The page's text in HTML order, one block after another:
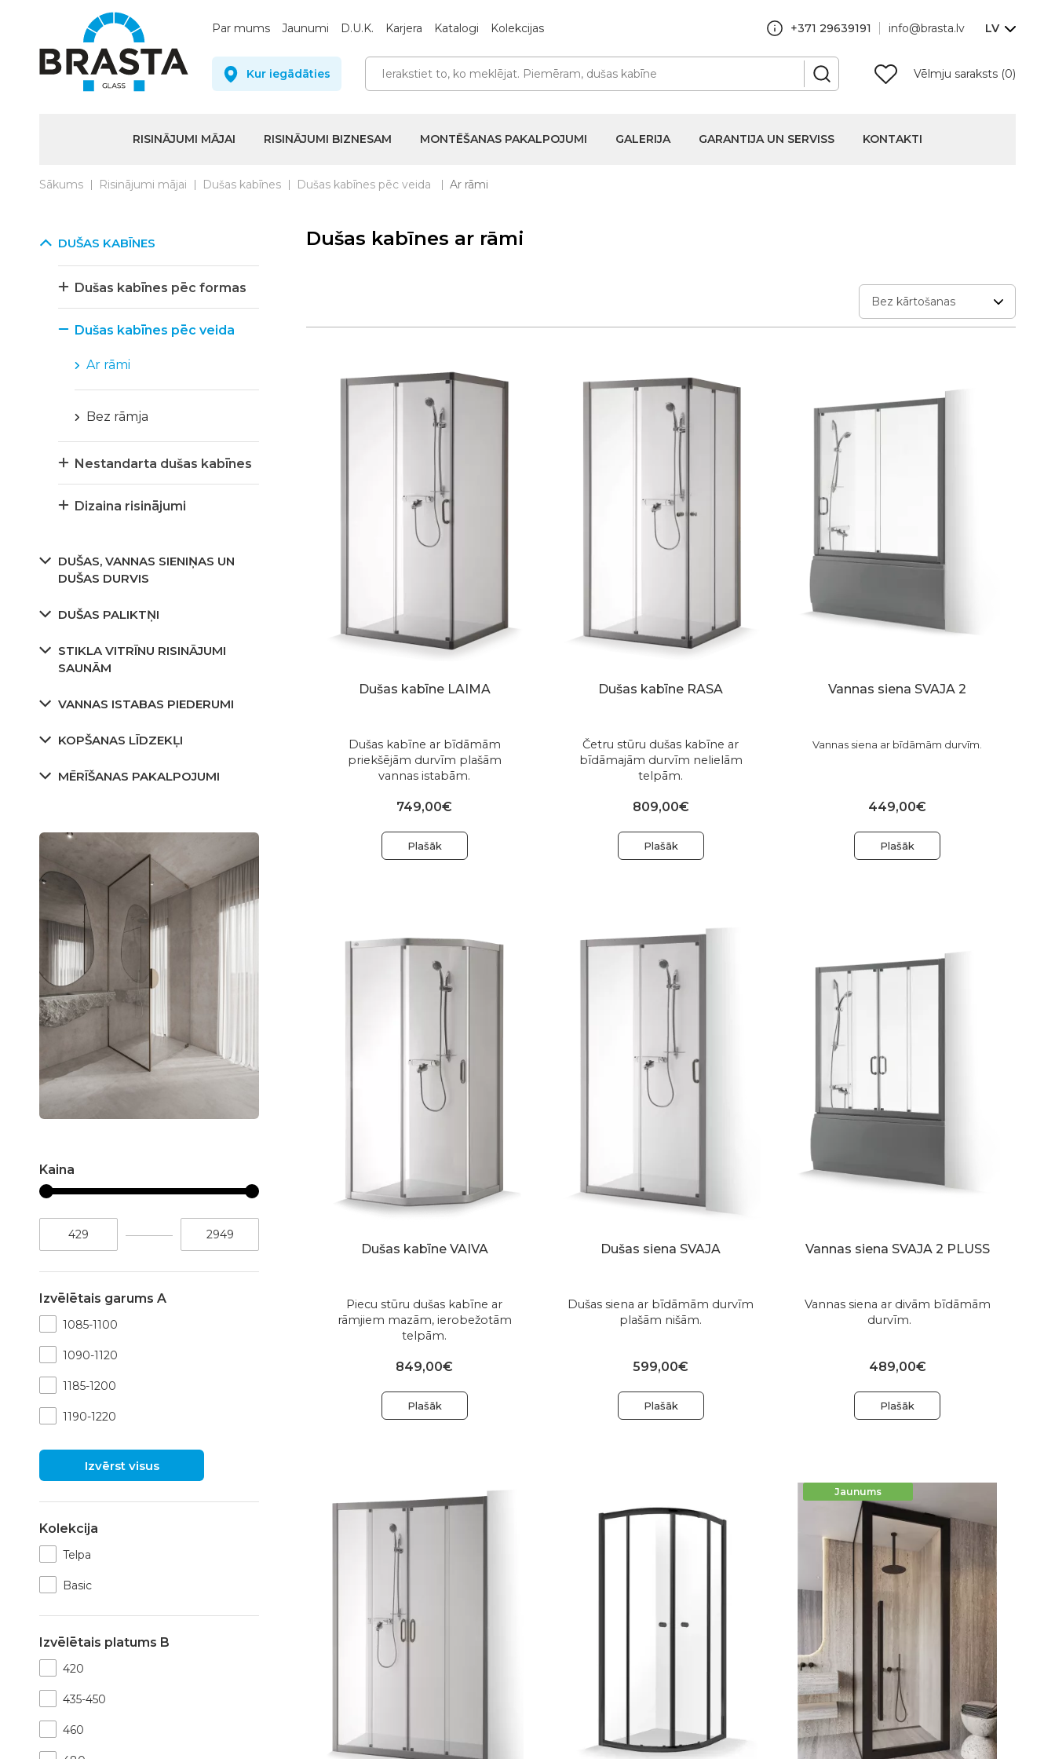
Par mums Jaunumi D.U.K. Karjera Katalogi Kolekcijas +371 29639191 info@brasta.lv LV
Kur iegādāties Vēlmju saraksts (0)
RISINĀJUMI MĀJAI RISINĀJUMI BIZNESAM MONTĒŠANAS PAKALPOJUMI GALERIJA GARANTIJA UN SERVISS KONTAKTI
Sākums Risinājumi mājai Dušas kabīnes Dušas kabīnes pēc veida Ar rāmi
DUŠAS KABĪNES
Dušas kabīnes pēc formas
Dušas kabīnes pēc veida
Ar rāmi
Bez rāmja
Nestandarta dušas kabīnes
Dizaina risinājumi
DUŠAS, VANNAS SIENIŅAS UN
DUŠAS DURVIS
DUŠAS PALIKTŅI
STIKLA VITRĪNU RISINĀJUMI
SAUNĀM
VANNAS ISTABAS PIEDERUMI
KOPŠANAS LĪDZEKĻI
MĒRĪŠANAS PAKALPOJUMI
Kaina
Izvēlētais garums A
1085-1100
1090-1120
1185-1200
1190-1220
Izvērst visus
Kolekcija
Telpa
Basic
Izvēlētais platums B
420
435-450
460
Dušas kabīnes ar rāmi
Dušas kabīne LAIMA
Dušas kabīne ar bīdāmām
priekšējām durvīm plašām
vannas istabām.
749,00€
Plašāk
Dušas kabīne RASA
Četru stūru dušas kabīne ar
bīdāmajām durvīm nelielām
telpām.
809,00€
Plašāk
Vannas siena SVAJA 2
Vannas siena ar bīdāmām durvīm.
449,00€
Plašāk
Dušas kabīne VAIVA
Piecu stūru dušas kabīne ar
rāmjiem mazām, ierobežotām
telpām.
849,00€
Plašāk
Dušas siena SVAJA
Dušas siena ar bīdāmām durvīm
plašām nišām.
599,00€
Plašāk
Vannas siena SVAJA 2 PLUSS
Vannas siena ar divām bīdāmām
durvīm.
489,00€
Plašāk
Jaunums